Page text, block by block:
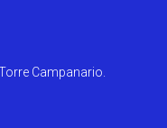
Campanario.